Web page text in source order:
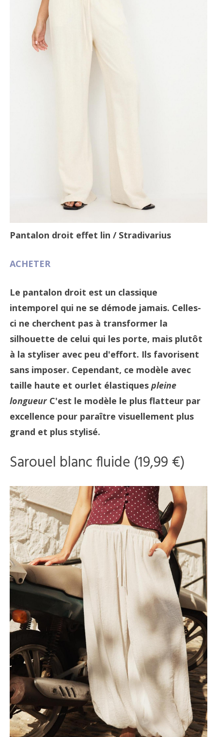
Pantalon droit effet lin / Stradivarius
ACHETER
Le pantalon droit est un classique
intemporel qui ne se démode jamais. Celles-
ci ne cherchent pas à transformer la
silhouette de celui qui les porte, mais plutôt
à la styliser avec peu d'effort. Ils favorisent
sans imposer. Cependant, ce modèle avec
taille haute et ourlet élastiques pleine
longueur C'est le modèle le plus flatteur par
excellence pour paraître visuellement plus
grand et plus stylisé.
Sarouel blanc fluide (19,99 €)